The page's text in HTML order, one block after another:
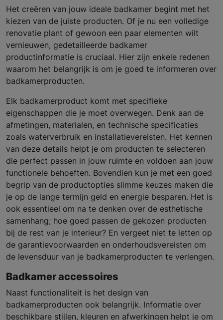
Het creëren van jouw ideale badkamer begint met het
kiezen van de juiste producten. Of je nu een volledige
renovatie plant of gewoon een paar elementen wilt
vernieuwen, gedetailleerde badkamer
productinformatie is cruciaal. Hier zijn enkele redenen
waarom het belangrijk is om je goed te informeren over
badkamerproducten.
Elk badkamerproduct komt met specifieke
eigenschappen die je moet overwegen. Denk aan de
afmetingen, materialen, en technische specificaties
zoals waterverbruik en installatievereisten. Het kennen
van deze details helpt je om producten te selecteren
die perfect passen in jouw ruimte en voldoen aan jouw
functionele behoeften. Bovendien kun je met een goed
begrip van de productopties slimme keuzes maken die
je op de lange termijn geld en energie besparen. Het is
ook essentieel om na te denken over de esthetische
samenhang; hoe goed passen de gekozen producten
bij de rest van je interieur? En vergeet niet te letten op
de garantievoorwaarden en onderhoudsvereisten om
de levensduur van je badkamerproducten te verlengen.
Badkamer accessoires
Naast functionaliteit is het design van
badkamerproducten ook belangrijk. Informatie over
beschikbare stijlen, kleuren en afwerkingen helpt je om